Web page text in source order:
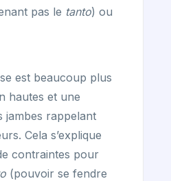
pas le tanto) ou
est beaucoup plus
hautes et une
jambes rappelant
Cela s’explique
contraintes pour
(pouvoir se fendre